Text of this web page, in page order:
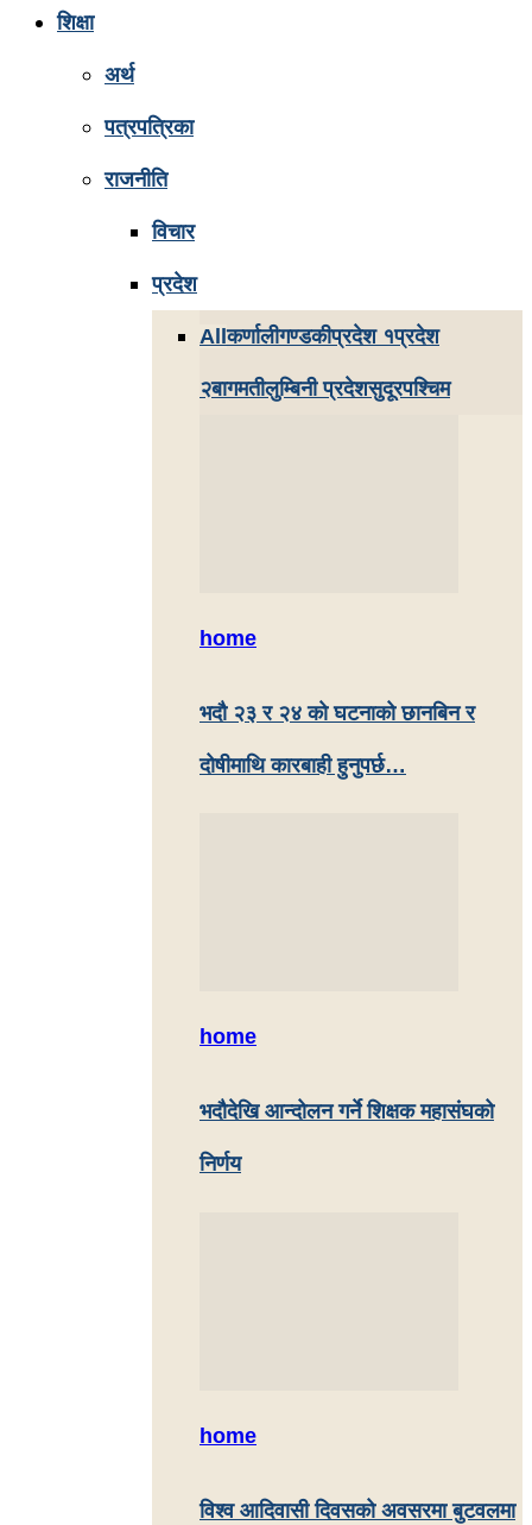
शिक्षा
अर्थ
पत्रपत्रिका
राजनीति
विचार
प्रदेश
Allकर्णालीगण्डकीप्रदेश १प्रदेश
२बागमतीलुम्बिनी प्रदेशसुदूरपश्चिम
home
भदौ २३ र २४ काे घटनाको छानबिन र
दोषीमाथि कारबाही हुनुपर्छ…
home
भदौदेखि आन्दोलन गर्ने शिक्षक महासंघको
निर्णय
home
विश्व आदिवासी दिवसको अवसरमा बुटवलमा